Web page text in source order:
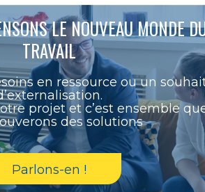
LE NOUVEAU MONDE
TRAVAIL
en ressource ou un
projet et c’est ensemble
des solutions
Parlons-en !